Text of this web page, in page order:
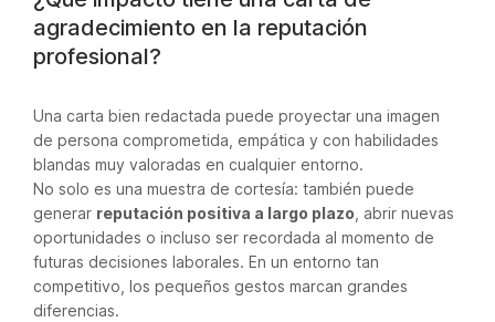
agradecimiento en la reputación
profesional?
Una carta bien redactada puede proyectar una imagen
de persona comprometida, empática y con habilidades
blandas muy valoradas en cualquier entorno.
No solo es una muestra de cortesía: también puede
generar reputación positiva a largo plazo , abrir nuevas
oportunidades o incluso ser recordada al momento de
futuras decisiones laborales. En un entorno tan
competitivo, los pequeños gestos marcan grandes
diferencias.